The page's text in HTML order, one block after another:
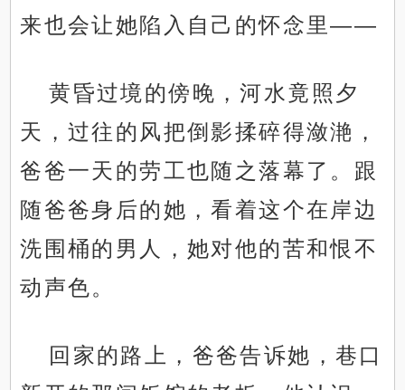
来也会让她陷入自己的怀念里——
黄昏过境的傍晚，河水竟照夕
天，过往的风把倒影揉碎得潋滟，
爸爸一天的劳工也随之落幕了。跟
随爸爸身后的她，看着这个在岸边
洗围桶的男人，她对他的苦和恨不
动声色。
回家的路上，爸爸告诉她，巷口